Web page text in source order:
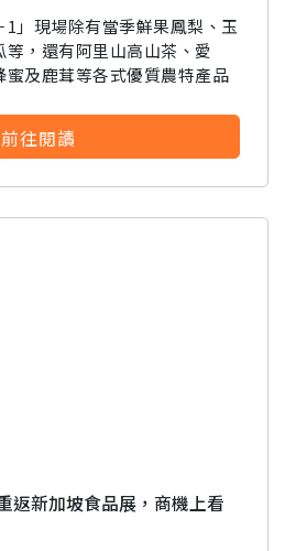
1」現場除有當季鮮果鳳梨、玉
，還有阿里山高山茶、愛
蜜及鹿茸等各式優質農特產品
前往閱讀
返新加坡食品展，商機上看